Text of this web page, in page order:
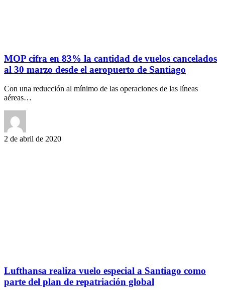
MOP cifra en 83% la cantidad de vuelos cancelados
al 30 marzo desde el aeropuerto de Santiago
Con una reducción al mínimo de las operaciones de las líneas
aéreas…
2 de abril de 2020
Lufthansa realiza vuelo especial a Santiago como
parte del plan de repatriación global